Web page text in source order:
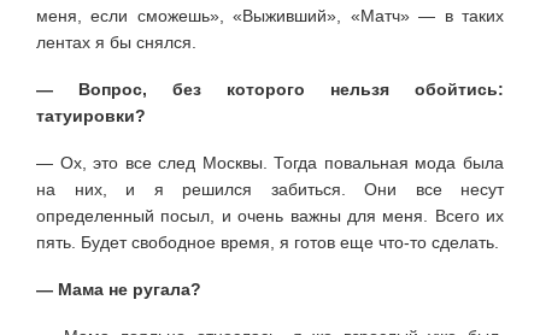
меня, если сможешь», «Выживший», «Матч» — в таких
лентах я бы снялся.
— Вопрос, без которого нельзя обойтись:
татуировки?
— Ох, это все след Москвы. Тогда повальная мода была
на них, и я решился забиться. Они все несут
определенный посыл, и очень важны для меня. Всего их
пять. Будет свободное время, я готов еще что-то сделать.
— Мама не ругала?